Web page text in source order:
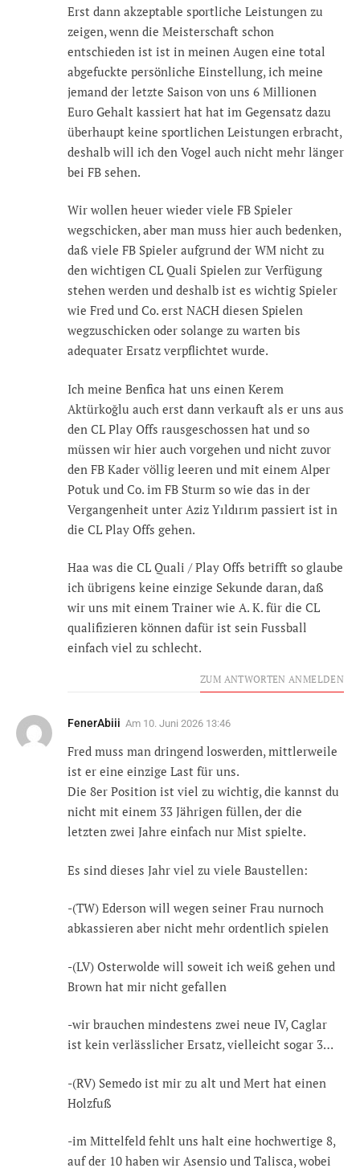
Erst dann akzeptable sportliche Leistungen zu
zeigen, wenn die Meisterschaft schon
entschieden ist ist in meinen Augen eine total
abgefuckte persönliche Einstellung, ich meine
jemand der letzte Saison von uns 6 Millionen
Euro Gehalt kassiert hat hat im Gegensatz dazu
überhaupt keine sportlichen Leistungen erbracht,
deshalb will ich den Vogel auch nicht mehr länger
bei FB sehen.
Wir wollen heuer wieder viele FB Spieler
wegschicken, aber man muss hier auch bedenken,
daß viele FB Spieler aufgrund der WM nicht zu
den wichtigen CL Quali Spielen zur Verfügung
stehen werden und deshalb ist es wichtig Spieler
wie Fred und Co. erst NACH diesen Spielen
wegzuschicken oder solange zu warten bis
adequater Ersatz verpflichtet wurde.
Ich meine Benfica hat uns einen Kerem
Aktürkoğlu auch erst dann verkauft als er uns aus
den CL Play Offs rausgeschossen hat und so
müssen wir hier auch vorgehen und nicht zuvor
den FB Kader völlig leeren und mit einem Alper
Potuk und Co. im FB Sturm so wie das in der
Vergangenheit unter Aziz Yıldırım passiert ist in
die CL Play Offs gehen.
Haa was die CL Quali / Play Offs betrifft so glaube
ich übrigens keine einzige Sekunde daran, daß
wir uns mit einem Trainer wie A. K. für die CL
qualifizieren können dafür ist sein Fussball
einfach viel zu schlecht.
ZUM ANTWORTEN ANMELDEN
FenerAbiii Am 10. Juni 2026 13:46
Fred muss man dringend loswerden, mittlerweile
ist er eine einzige Last für uns.
Die 8er Position ist viel zu wichtig, die kannst du
nicht mit einem 33 Jährigen füllen, der die
letzten zwei Jahre einfach nur Mist spielte.
Es sind dieses Jahr viel zu viele Baustellen:
-(TW) Ederson will wegen seiner Frau nurnoch
abkassieren aber nicht mehr ordentlich spielen
-(LV) Osterwolde will soweit ich weiß gehen und
Brown hat mir nicht gefallen
-wir brauchen mindestens zwei neue IV, Caglar
ist kein verlässlicher Ersatz, vielleicht sogar 3…
-(RV) Semedo ist mir zu alt und Mert hat einen
Holzfuß
-im Mittelfeld fehlt uns halt eine hochwertige 8,
auf der 10 haben wir Asensio und Talisca, wobei